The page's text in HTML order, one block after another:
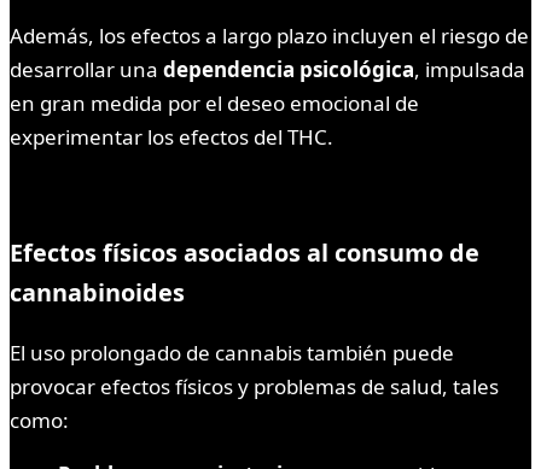
Además, los efectos a largo plazo incluyen el riesgo de
desarrollar una dependencia psicológica, impulsada
en gran medida por el deseo emocional de
experimentar los efectos del THC.
Efectos físicos asociados al consumo de
cannabinoides
El uso prolongado de cannabis también puede
provocar efectos físicos y problemas de salud, tales
como: